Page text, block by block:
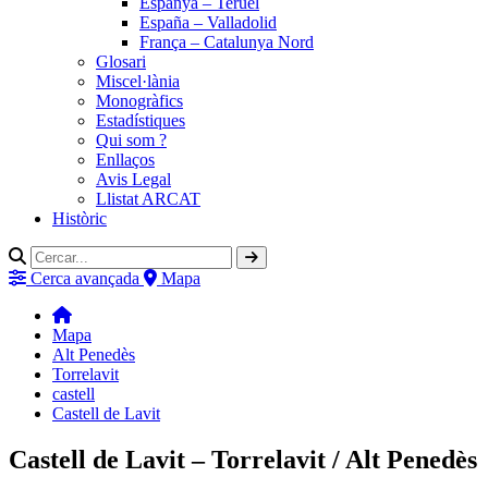
España – Valladolid
França – Catalunya Nord
Glosari
Miscel·lània
Monogràfics
Estadístiques
Qui som ?
Enllaços
Avis Legal
Llistat ARCAT
Històric
Cerca avançada Mapa
Mapa
Alt Penedès
Torrelavit
castell
Castell de Lavit
Castell de Lavit – Torrelavit / Alt Penedès